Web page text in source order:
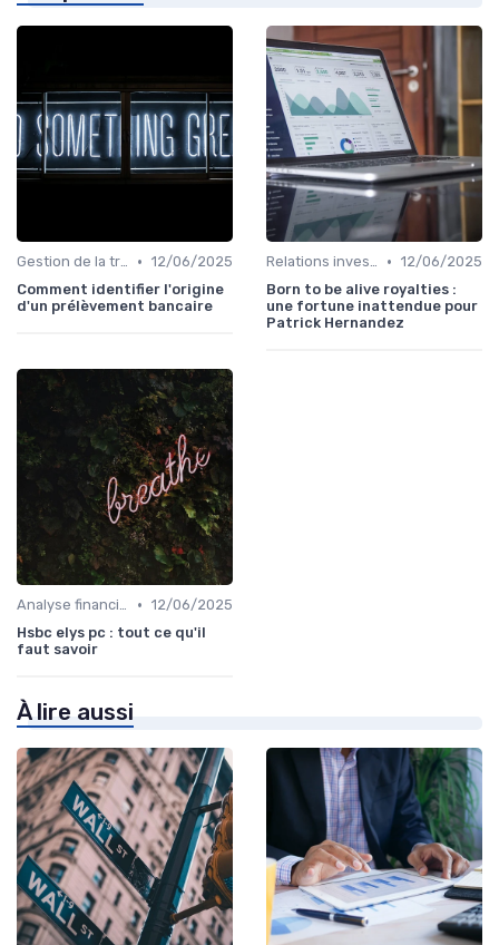
Gestion de la trésorerie & cash management • 12/06/2025
Comment identifier l'origine
d'un prélèvement bancaire
Relations investisseurs & actionnaires • 12/06/2025
Born to be alive royalties :
une fortune inattendue pour
Patrick Hernandez
Analyse financière • 12/06/2025
Hsbc elys pc : tout ce qu'il
faut savoir
À lire aussi